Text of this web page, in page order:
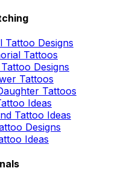
Tattoo Designs
Tattoos
Designs
Tattoos
Tattoos
Ideas
Tattoo Ideas
Designs
Ideas